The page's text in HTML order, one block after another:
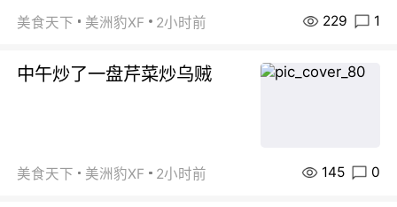
美食天下 美洲豹XF 2小时前 229 1
中午炒了一盘芹菜炒乌贼
美食天下 美洲豹XF 2小时前 145 0